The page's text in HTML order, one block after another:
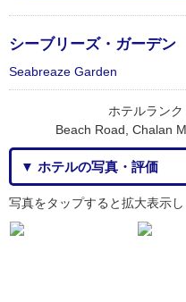
シーブリーズ・ガーデン
Seabreaze Garden
ホテルランク
Beach Road, Chalan
▼ ホテルの写真・評価
写真をタップすると拡大表示し